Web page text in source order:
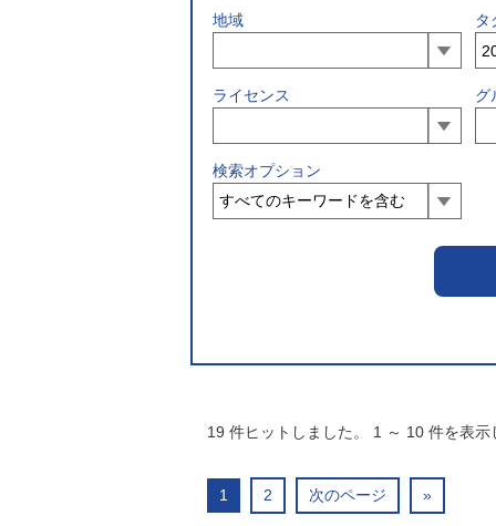
地域 タ
ライセンス グ
検索オプション
19 件ヒットしました。 1 ～ 10 件を表示
1 2 次のページ »